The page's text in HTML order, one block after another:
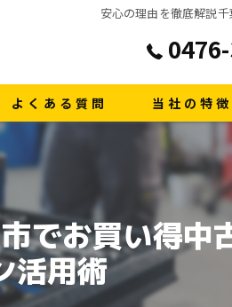
安心の理由を徹底解説
よくある質問 当社の特徴
販売
車検
格安レンタカー
でお買い得中
活用術